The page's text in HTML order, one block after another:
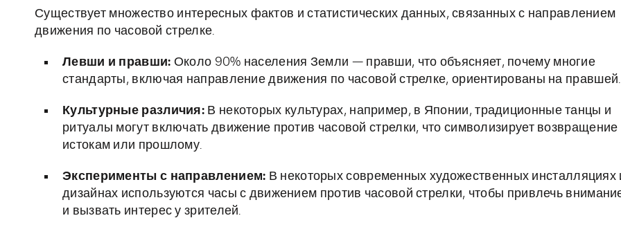
Существует множество интересных фактов и статистических данных, связанных с направлением
движения по часовой стрелке.
Левши и правши: Около 90% населения Земли — правши, что объясняет, почему многие
стандарты, включая направление движения по часовой стрелке, ориентированы на правшей.
Культурные различия: В некоторых культурах, например, в Японии, традиционные танцы и
ритуалы могут включать движение против часовой стрелки, что символизирует возвращение
истокам или прошлому.
Эксперименты с направлением: В некоторых современных художественных инсталляциях
дизайнах используются часы с движением против часовой стрелки, чтобы привлечь
и вызвать интерес у зрителей.